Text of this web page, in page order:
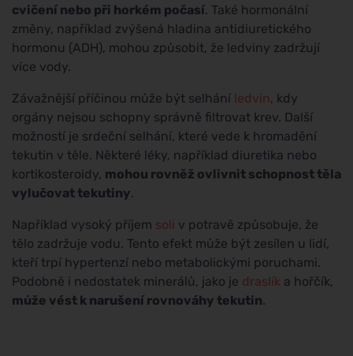
cvičení nebo při horkém počasí. Také hormonální
změny, například zvýšená hladina antidiuretického
hormonu (ADH), mohou způsobit, že ledviny zadržují
více vody.
Závažnější příčinou může být selhání ledvin, kdy
orgány nejsou schopny správně filtrovat krev. Další
možností je srdeční selhání, které vede k hromadění
tekutin v těle. Některé léky, například diuretika nebo
kortikosteroidy, mohou rovněž ovlivnit schopnost těla
vylučovat tekutiny.
Například vysoký příjem soli v potravě způsobuje, že
tělo zadržuje vodu. Tento efekt může být zesílen u lidí,
kteří trpí hypertenzí nebo metabolickými poruchami.
Podobně i nedostatek minerálů, jako je draslík a hořčík,
může vést k narušení rovnováhy tekutin.